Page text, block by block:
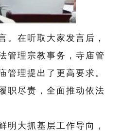
在听取大家发言后，
管理宗教事务， 寺庙管
理提出了更高要求。
职尽责，全面推动依法
明大抓基层工作导向，